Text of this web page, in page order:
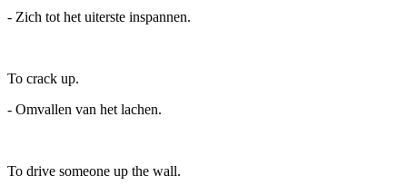
- Zich tot het uiterste inspannen.
To crack up.
- Omvallen van het lachen.
To drive someone up the wall.